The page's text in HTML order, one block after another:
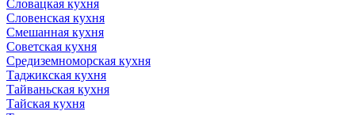
Словацкая кухня
Словенская кухня
Смешанная кухня
Советская кухня
Средиземноморская кухня
Таджикская кухня
Тайваньская кухня
Тайская кухня